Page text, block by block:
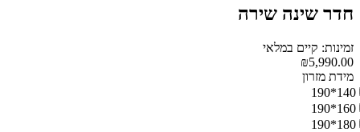
חדר שינה שירה
זמינות: קיים במלאי
₪5,990.00
מידת מזרון
140*190
160*190
180*190